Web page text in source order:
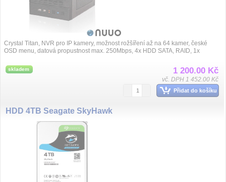
Crystal Titan, NVR pro IP kamery, možnost rožšíření až na 64 kamer, české
OSD menu, datová propustnost max. 250Mbps, 4x HDD SATA, RAID, 1x
skladem 1 200.00 Kč
vč. DPH 1 452.00 Kč
Přidat do košíku
HDD 4TB Seagate SkyHawk